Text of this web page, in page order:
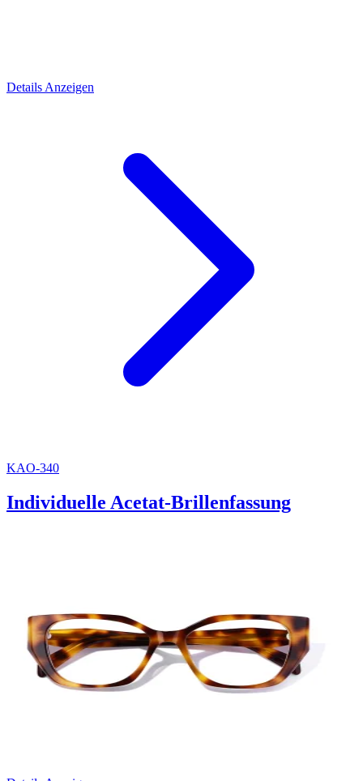
Details Anzeigen
KAO-340
Individuelle Acetat-Brillenfassung